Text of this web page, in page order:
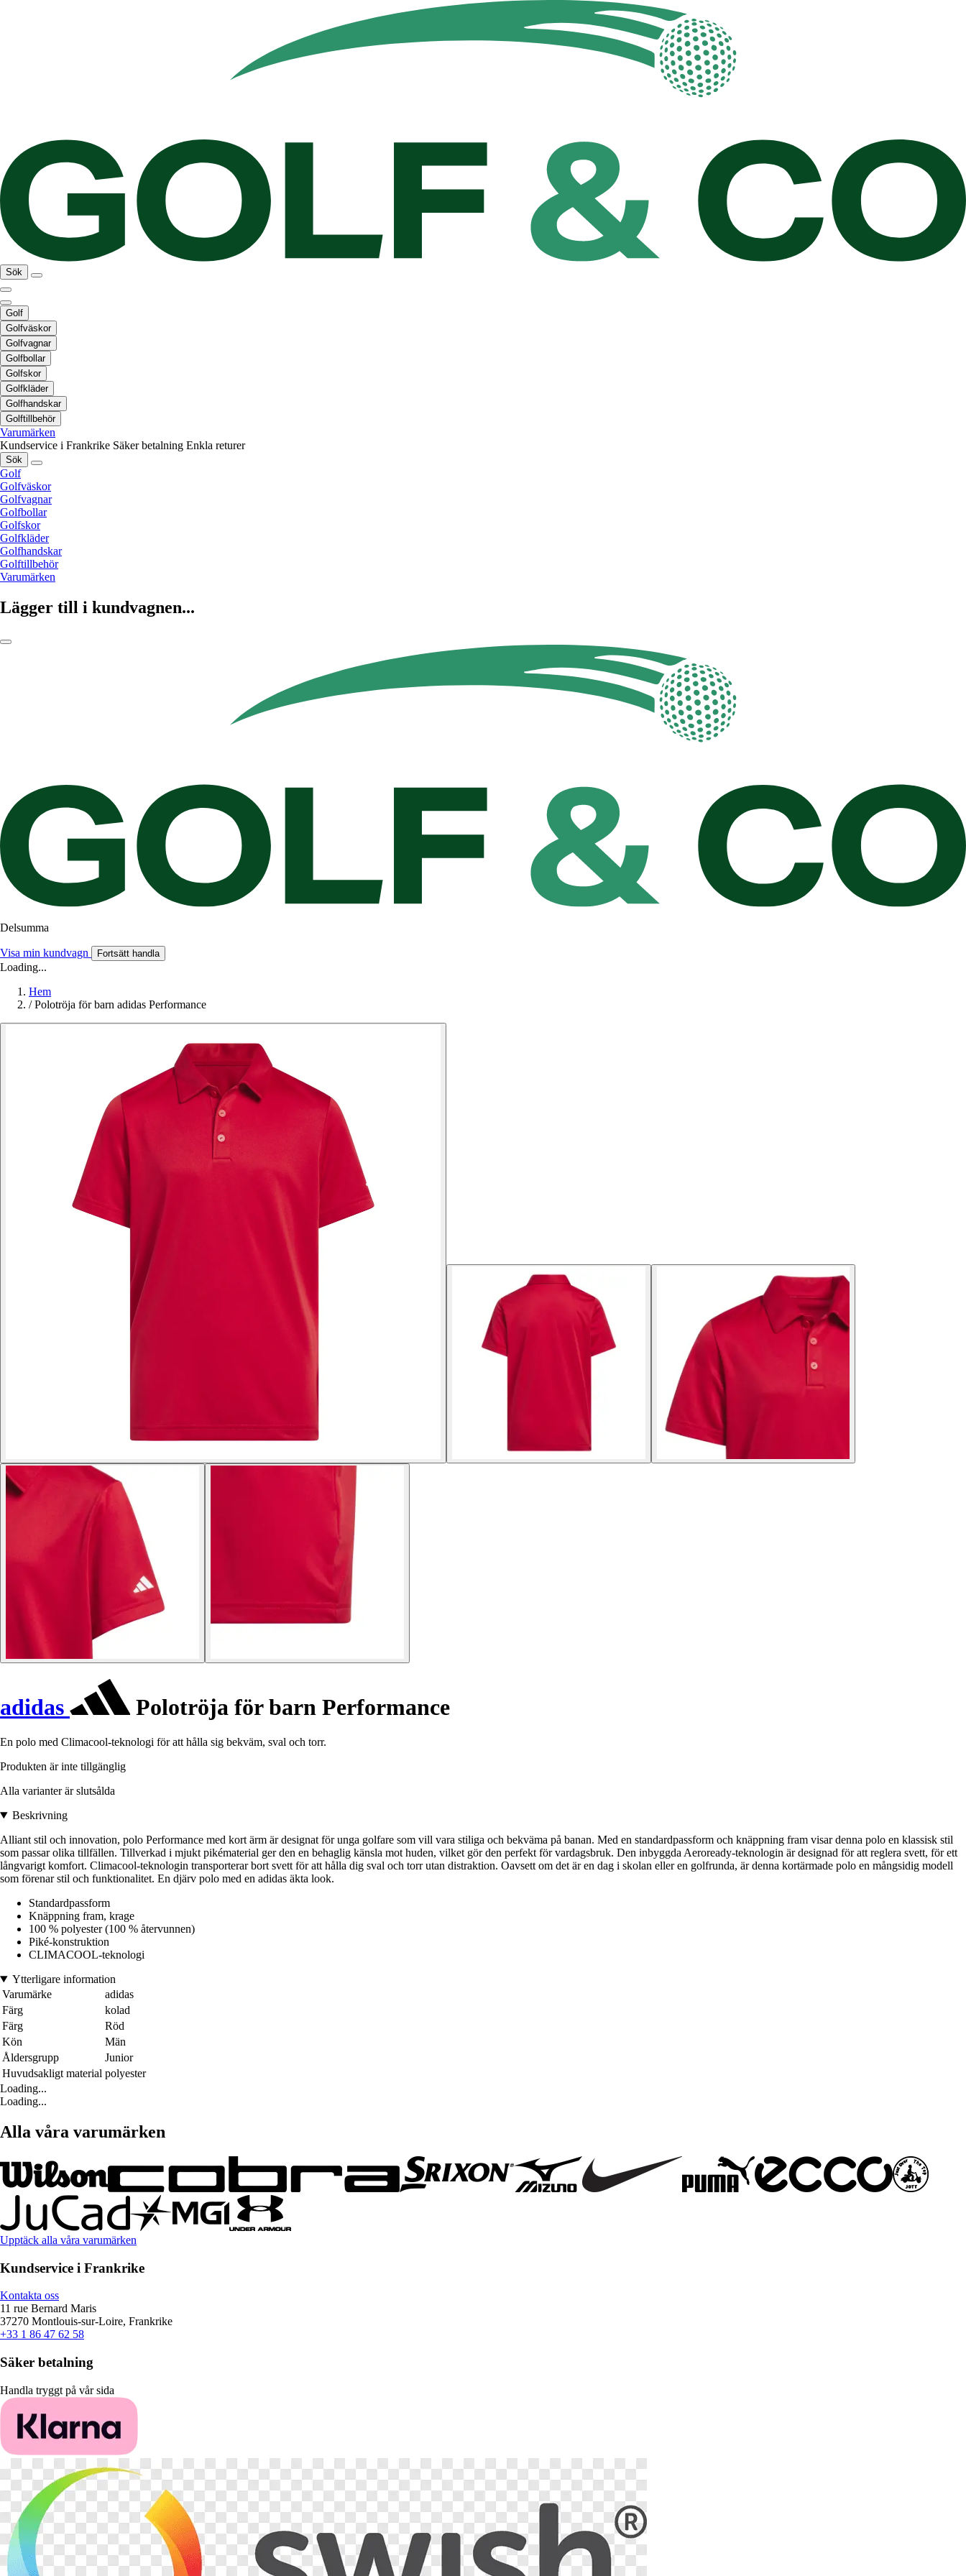
Sök
Golf
Golfväskor
Golfvagnar
Golfbollar
Golfskor
Golfkläder
Golfhandskar
Golftillbehör
Varumärken
Kundservice i Frankrike Säker betalning Enkla returer
Sök
Golf
Golfväskor
Golfvagnar
Golfbollar
Golfskor
Golfkläder
Golfhandskar
Golftillbehör
Varumärken
Lägger till i kundvagnen...
Delsumma
Visa min kundvagn Fortsätt handla
Loading...
Hem
/ Polotröja för barn adidas Performance
adidas Polotröja för barn Performance
En polo med Climacool-teknologi för att hålla sig bekväm, sval och torr.
Produkten är inte tillgänglig
Alla varianter är slutsålda
Beskrivning
Alliant stil och innovation, polo Performance med kort ärm är designat för unga golfare som vill vara stiliga och bekväma på banan. Med en standardpassform och knäppning fram visar denna polo en klassisk stil
som passar olika tillfällen. Tillverkad i mjukt pikématerial ger den en behaglig känsla mot huden, vilket gör den perfekt för vardagsbruk. Den inbyggda Aeroready-teknologin är designad för att reglera svett, för ett
långvarigt komfort. Climacool-teknologin transporterar bort svett för att hålla dig sval och torr utan distraktion. Oavsett om det är en dag i skolan eller en golfrunda, är denna kortärmade polo en mångsidig modell
som förenar stil och funktionalitet. En djärv polo med en adidas äkta look.
Standardpassform
Knäppning fram, krage
100 % polyester (100 % återvunnen)
Piké-konstruktion
CLIMACOOL-teknologi
Ytterligare information
Varumärke
adidas
Färg
kolad
Färg
Röd
Kön
Män
Åldersgrupp
Junior
Huvudsakligt material polyester
Loading...
Loading...
Alla våra varumärken
Upptäck alla våra varumärken
Kundservice i Frankrike
Kontakta oss
11 rue Bernard Maris
37270 Montlouis-sur-Loire, Frankrike
+33 1 86 47 62 58
Säker betalning
Handla tryggt på vår sida